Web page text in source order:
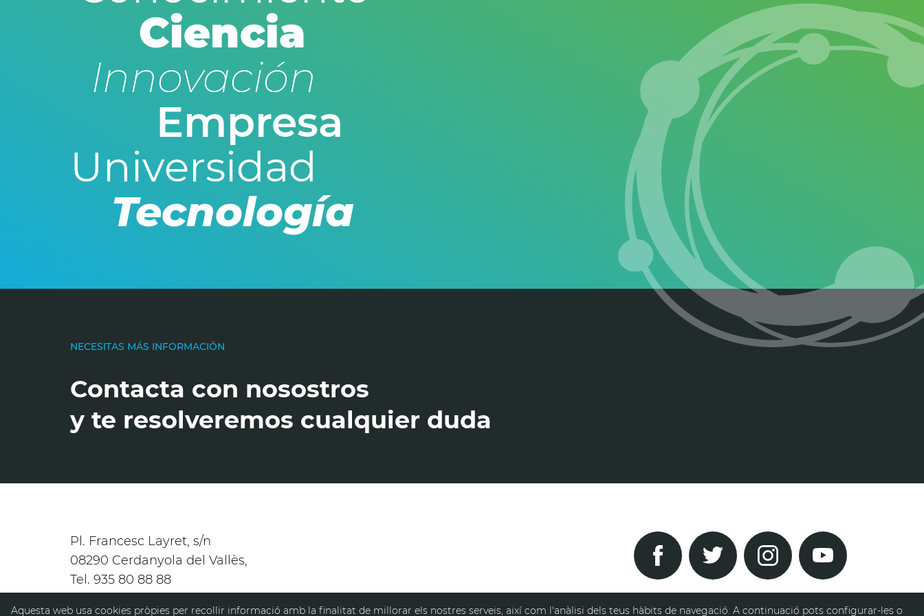
Ciencia
Innovación
Empresa
Universidad
Tecnología
Aquesta web usa cookies pròpies per recollir informació amb la finalitat de millorar els nostres serveis, així com l'anàlisi dels teus hàbits de navegació. A continuació pots configurar-les o
NECESITAS MÁS INFORMACIÓN
Contacta con nosostros
y te resolveremos cualquier duda
Pl. Francesc Layret, s/n
08290 Cerdanyola del Vallès,
Tel. 935 80 88 88